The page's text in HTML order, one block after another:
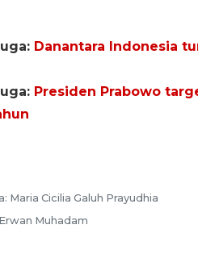
Danantara Indonesia
Presiden Prabowo
Maria Cicilia Galuh Prayudhia
Muhadam